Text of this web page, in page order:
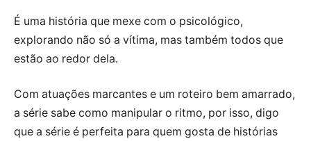
É uma história que mexe com o psicológico,
explorando não só a vítima, mas também todos que
estão ao redor dela.
Com atuações marcantes e um roteiro bem amarrado,
a série sabe como manipular o ritmo, por isso, digo
que a série é perfeita para quem gosta de histórias